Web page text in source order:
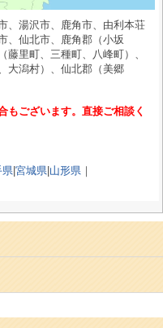
、湯沢市、鹿角市、由利本荘
、仙北市、鹿角郡（小坂
里町、三種町、八峰町）、
大潟村）、仙北郡（美郷
もございます。直接ご相談く
県 宮城県 山形県 ｜